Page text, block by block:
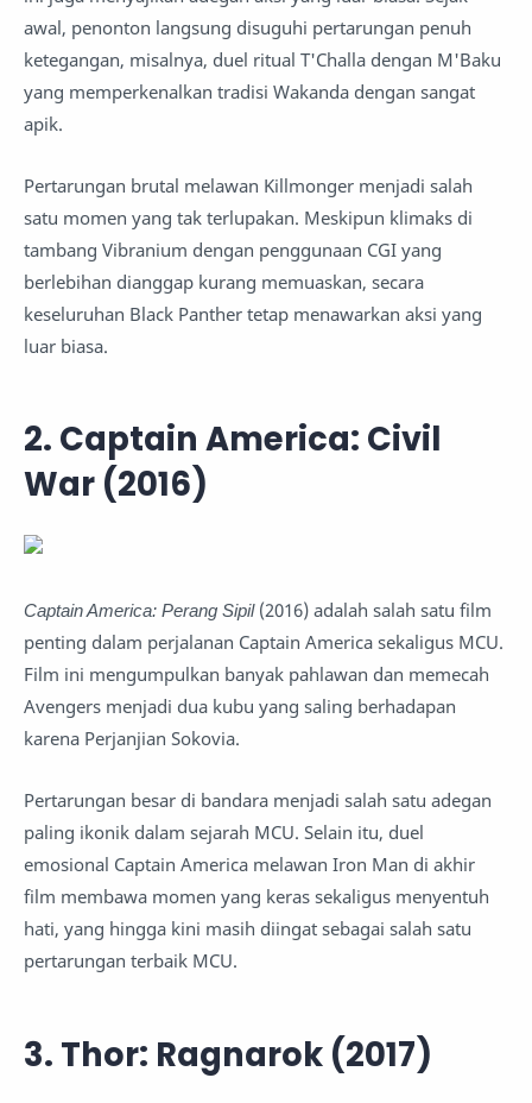
awal, penonton langsung disuguhi pertarungan penuh
ketegangan, misalnya, duel ritual T'Challa dengan M'Baku
yang memperkenalkan tradisi Wakanda dengan sangat
apik.
Pertarungan brutal melawan Killmonger menjadi salah
satu momen yang tak terlupakan. Meskipun klimaks di
tambang Vibranium dengan penggunaan CGI yang
berlebihan dianggap kurang memuaskan, secara
keseluruhan Black Panther tetap menawarkan aksi yang
luar biasa.
2. Captain America: Civil
War (2016)
Captain America: Perang Sipil (2016) adalah salah satu film
penting dalam perjalanan Captain America sekaligus MCU.
Film ini mengumpulkan banyak pahlawan dan memecah
Avengers menjadi dua kubu yang saling berhadapan
karena Perjanjian Sokovia.
Pertarungan besar di bandara menjadi salah satu adegan
paling ikonik dalam sejarah MCU. Selain itu, duel
emosional Captain America melawan Iron Man di akhir
film membawa momen yang keras sekaligus menyentuh
hati, yang hingga kini masih diingat sebagai salah satu
pertarungan terbaik MCU.
3. Thor: Ragnarok (2017)